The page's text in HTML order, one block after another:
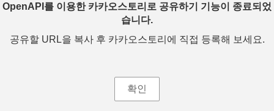
OpenAPI를 이용한 카카오스토리로 공유하기 기능이 종료되었
습니다.
공유할 URL을 복사 후 카카오스토리에 직접 등록해 보세요.
확인